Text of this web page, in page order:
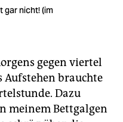
gar nicht! (im
gegen viertel
Aufstehen brauchte
Dazu
meinem Bettgalgen